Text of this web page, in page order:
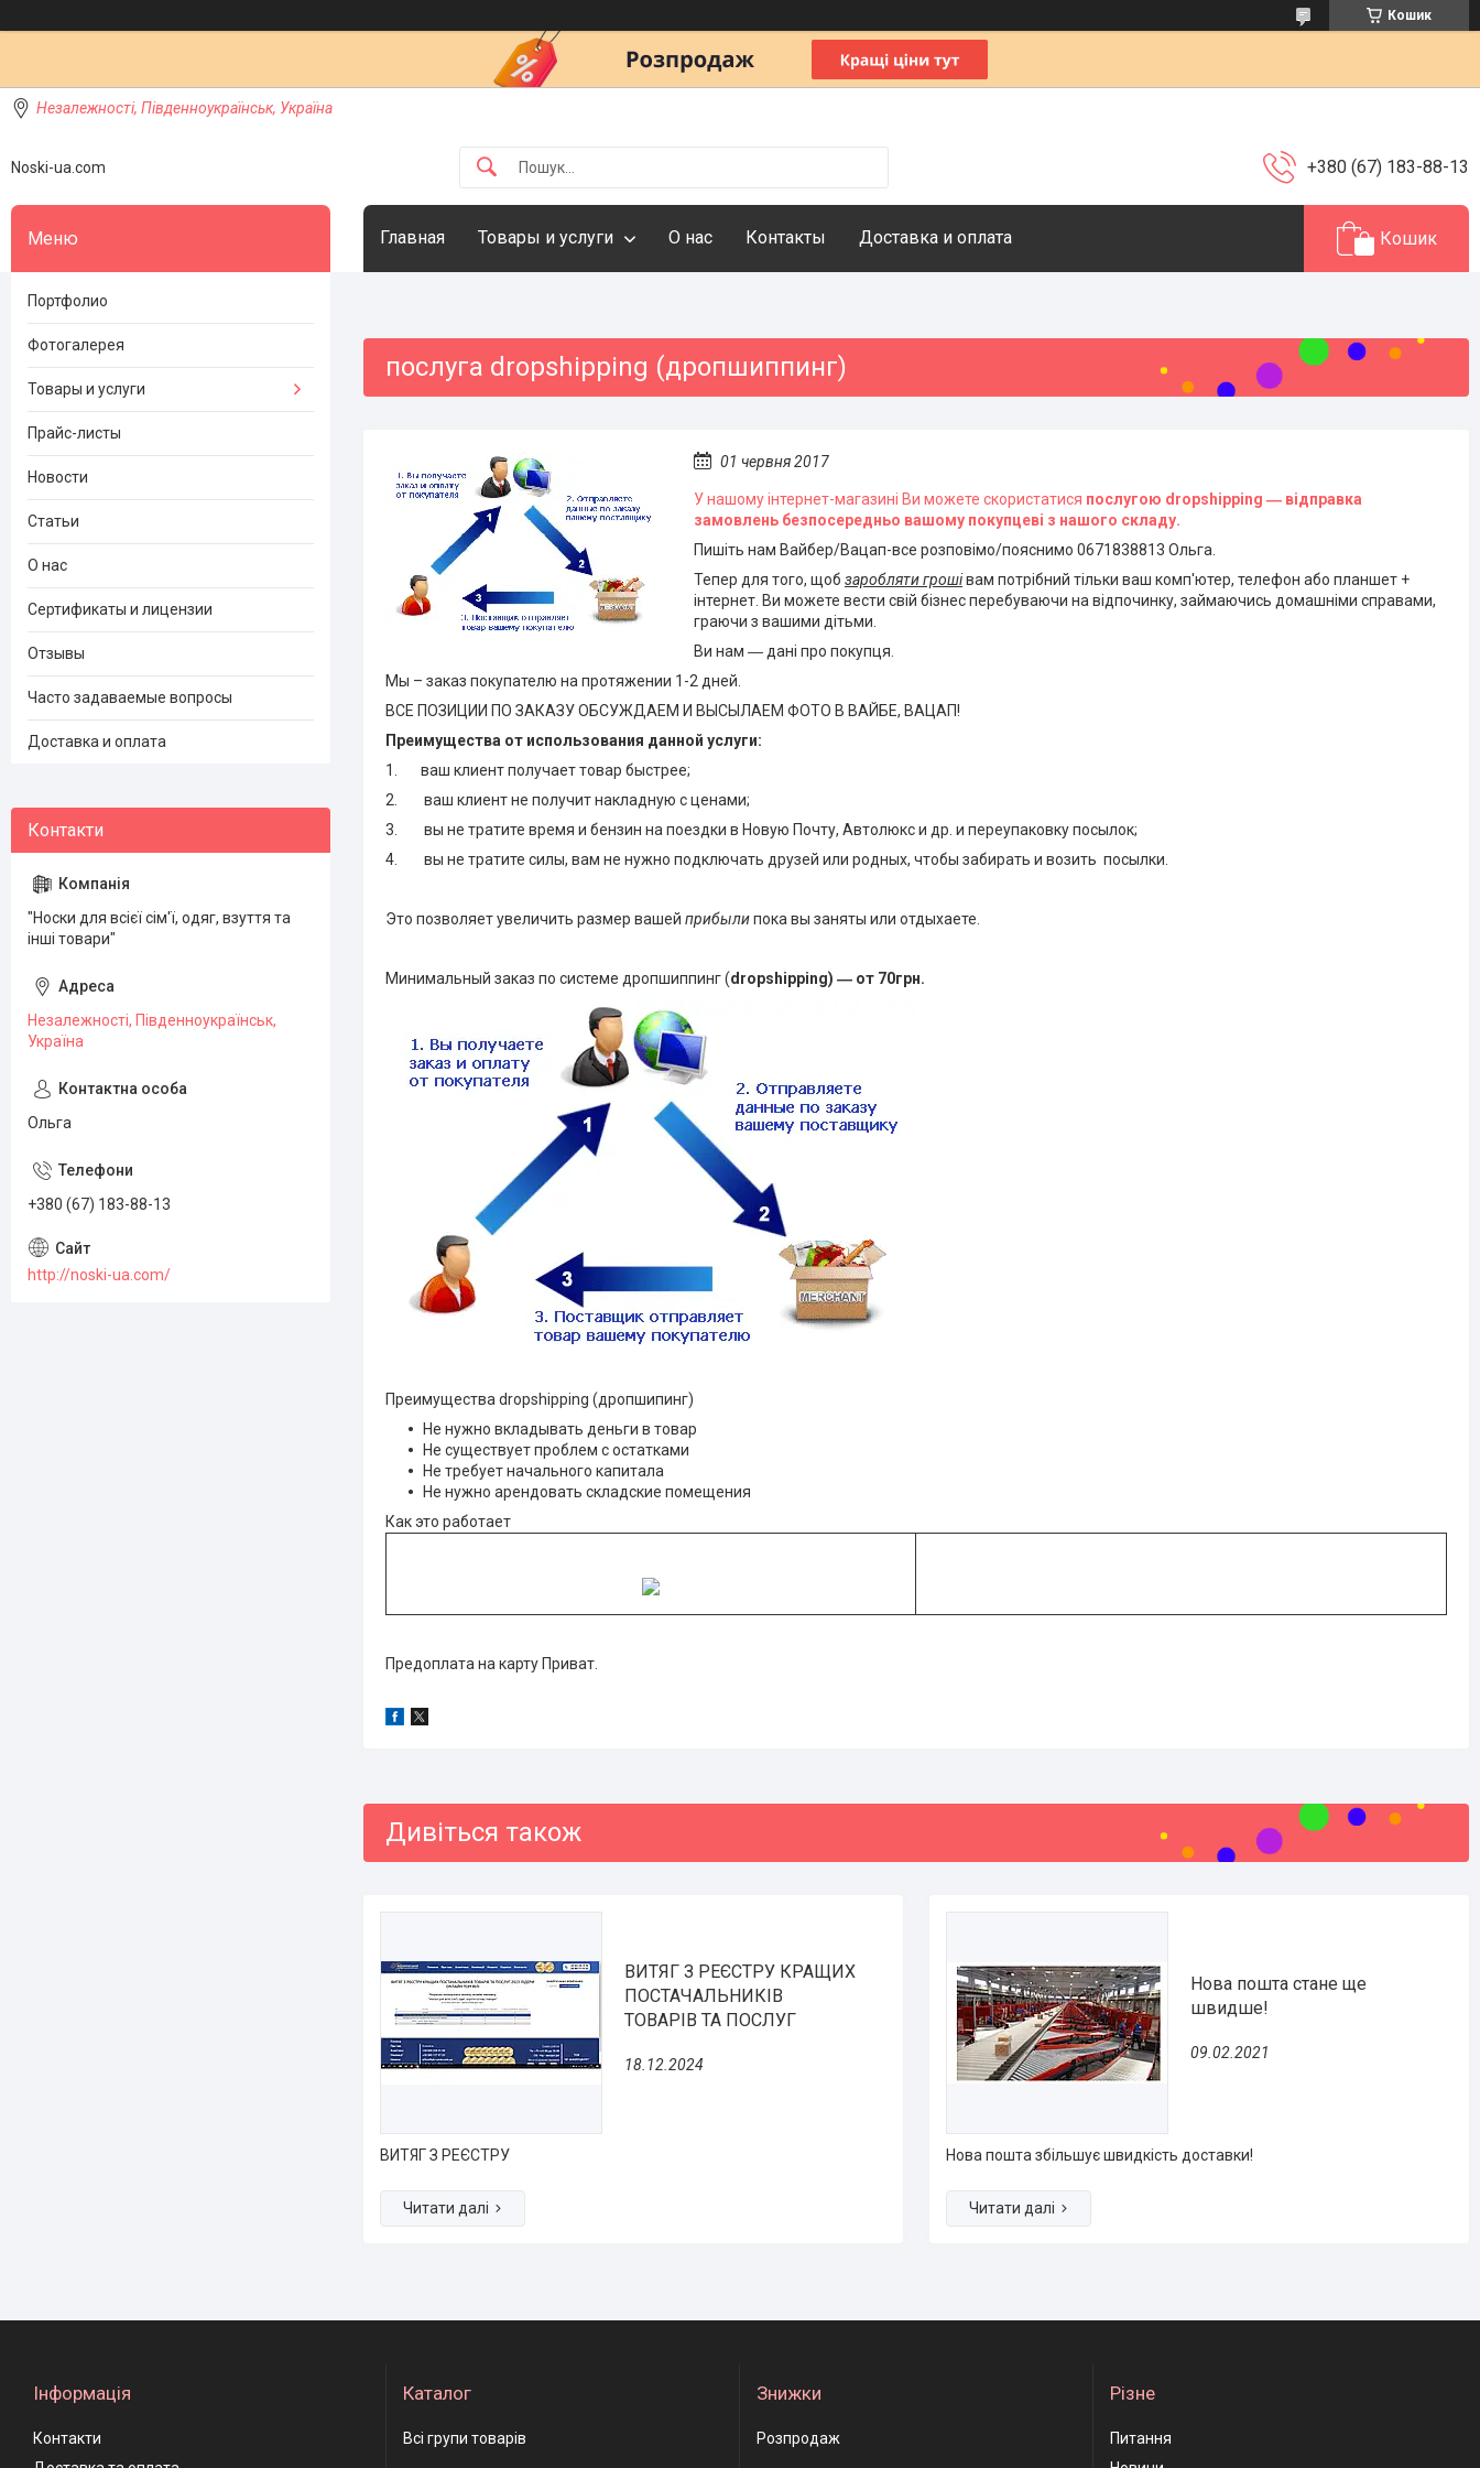
Кошик
Незалежності, Південноукраїнськ, Україна
Noski-ua.com +380 (67) 183-88-13
Главная Товары и услуги О нас Контакты Доставка и оплата Кошик
послуга dropshipping (дропшиппинг)
01 червня 2017
У нашому інтернет-магазині Ви можете скористатися послугою dropshipping ― відправка
замовлень безпосередньо вашому покупцеві з нашого складу.
Пишіть нам Вайбер/Вацап-все розповімо/пояснимо 0671838813 Ольга.
Тепер для того, щоб заробляти грошівам потрібний тільки ваш комп'ютер, телефон або планшет +
інтернет. Ви можете вести свій бізнес перебуваючи на відпочинку, займаючись домашніми справами,
граючи з вашими дітьми.
Ви нам ― дані про покупця.
Мы – заказ покупателю на протяжении 1-2 дней.
ВСЕ ПОЗИЦИИ ПО ЗАКАЗУ ОБСУЖДАЕМ И ВЫСЫЛАЕМ ФОТО В ВАЙБЕ, ВАЦАП!
Преимущества от использования данной услуги:
1. ваш клиент получает товар быстрее;
2. ваш клиент не получит накладную с ценами;
3. вы не тратите время и бензин на поездки в Новую Почту, Автолюкс и др. и переупаковку посылок;
4. вы не тратите силы, вам не нужно подключать друзей или родных, чтобы забирать и возить посылки.
Это позволяет увеличить размер вашей прибылипока вы заняты или отдыхаете.
Минимальный заказ по системе дропшиппинг (dropshipping) ― от 70грн.
Преимущества dropshipping (дропшипинг)
Не нужно вкладывать деньги в товар
Не существует проблем с остатками
Не требует начального капитала
Не нужно арендовать складские помещения
Как это работает
Предоплата на карту Приват.
ВИТЯГ З РЕЄСТРУ КРАЩИХ
ПОСТАЧАЛЬНИКІВ
ТОВАРІВ ТА ПОСЛУГ
18.12.2024
ВИТЯГ З РЕЄСТРУ
Нова пошта стане ще
швидше!
09.02.2021
Нова пошта збільшує швидкість доставки!
Портфолио
Фотогалерея
Товары и услуги
Прайс-листы
Новости
Статьи
О нас
Сертификаты и лицензии
Отзывы
Часто задаваемые вопросы
Доставка и оплата
"Носки для всієї сім'ї, одяг, взуття та
інші товари"
Незалежності, Південноукраїнськ,
Україна
Ольга
+380 (67) 183-88-13
http://noski-ua.com/
Інформація
Контакти
Каталог
Всі групи товарів
Знижки
Розпродаж
Різне
Питання